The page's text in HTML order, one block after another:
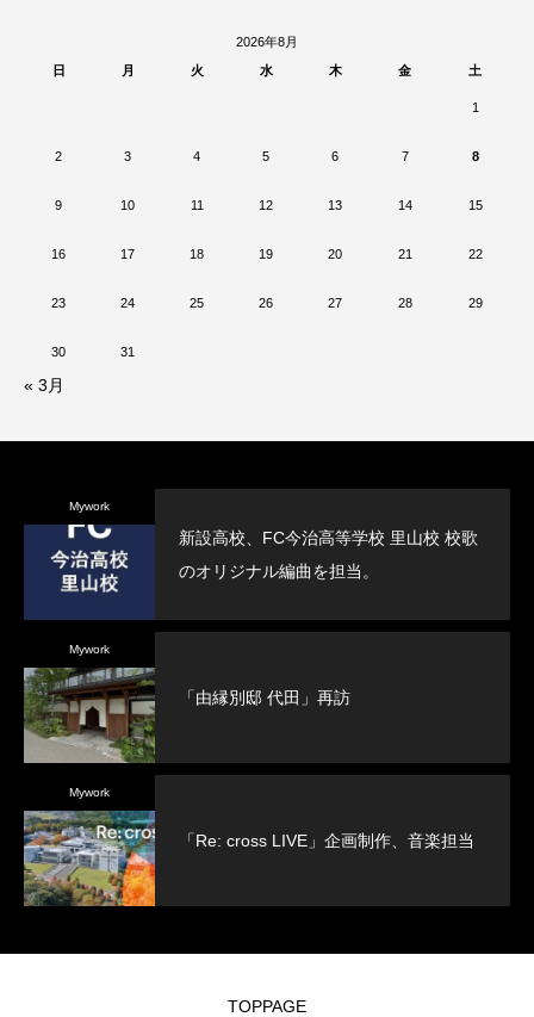
2026年8月
日
月 火 水 木 金 土
1
2 3 4 5 6 7 8
9 10 11 12 13 14 15
16 17 18 19 20 21 22
23 24 25 26 27 28 29
30 31
« 3月
Mywork
新設高校、FC今治高等学校 里山校 校歌
のオリジナル編曲を担当。
Mywork
「由縁別邸 代田」再訪
Mywork
「Re: cross LIVE」企画制作、音楽担当
TOPPAGE